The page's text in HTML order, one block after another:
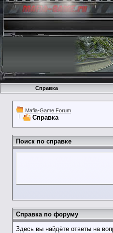
Справка
Mafia-Game Forum
Справка
Поиск по справке
Справка по форуму
Здесь вы найдёте ответы на